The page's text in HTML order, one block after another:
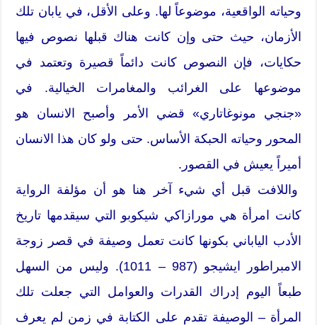
وحياته الواقعية، موضوعاً لها. وعلى الأقل، في يابان تلك
الأزمان، حيث حتى وإن كانت هناك قبلها نصوص فيها
حكايات، فإن النصوص كانت دائماً قصيرة وتعتمد في
موضوعها على الغرائب والمغامرات الخيالية. في
«جنجي مونوغاتاري» قضي الأمر وأصبح الانسان هو
المحور وحياته الحبكة الأساس. حتى ولو كان هذا الانسان
أميراً يعيش في القصور.
واللافت قبل أي شيء آخر هنا هو أن مؤلفة الرواية
كانت امرأة هي مورازاكي شيكوبو التي سيقدمها تاريخ
الأدب الياباني بكونها كانت تعمل وصيفة في قصر زوجة
الامبراطور ايشيجو (987 – 1011). وليس من السهل
طبعاً اليوم إدراك القدرات والعوامل التي جعلت تلك
المرأة – الوصيفة تقدم على الكتابة في زمن لم يعرف